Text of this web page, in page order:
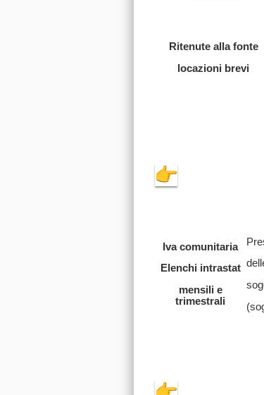
Ritenute alla fonte
locazioni brevi
Iva comunitaria
Elenchi intrastat
mensili e
trimestrali